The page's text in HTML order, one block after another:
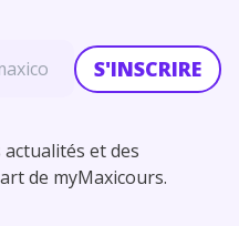
S'INSCRIRE
actualités et des
de myMaxicours.